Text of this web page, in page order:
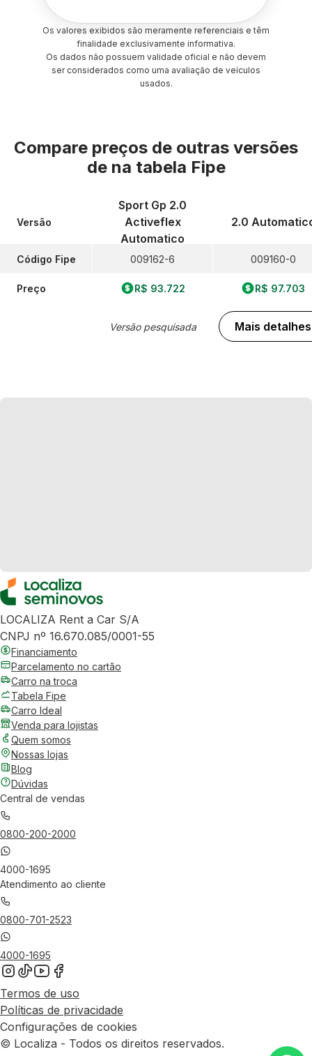
Os valores exibidos são meramente referenciais e têm
finalidade exclusivamente informativa.
Os dados não possuem validade oficial e não devem
ser considerados como uma avaliação de veículos
usados.
Compare preços de outras versões
de na tabela Fipe
Versão
Código Fipe
Preço
Sport Gp 2.0
Activeflex
Automatico
009162-6
R$ 93.722
Versão pesquisada
2.0
009160-0
R$ 97.703
Mais detalhes
LOCALIZA Rent a Car S/A
CNPJ nº 16.670.085/0001-55
Financiamento
Parcelamento no cartão
Carro na troca
Tabela Fipe
Carro Ideal
Venda para lojistas
Quem somos
Nossas lojas
Blog
Dúvidas
Central de vendas
0800-200-2000
4000-1695
Atendimento ao cliente
0800-701-2523
4000-1695
Termos de uso
Políticas de privacidade
Configurações de cookies
© Localiza - Todos os direitos reservados.